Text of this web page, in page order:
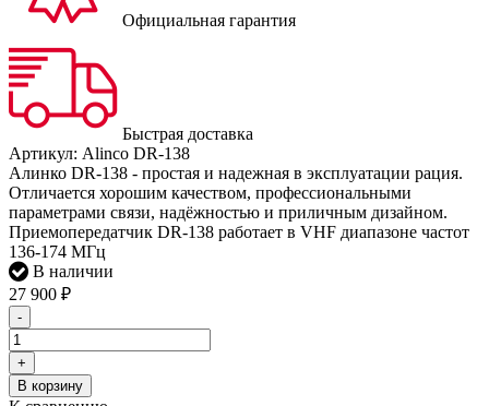
Официальная гарантия
Быстрая доставка
Артикул: Alinco DR-138
Алинко DR-138 - простая и надежная в эксплуатации рация.
Отличается хорошим качеством, профессиональными
параметрами связи, надёжностью и приличным дизайном.
Приемопередатчик DR-138 работает в VHF диапазоне частот
136-174 МГц
В наличии
27 900 ₽
-
+
В корзину